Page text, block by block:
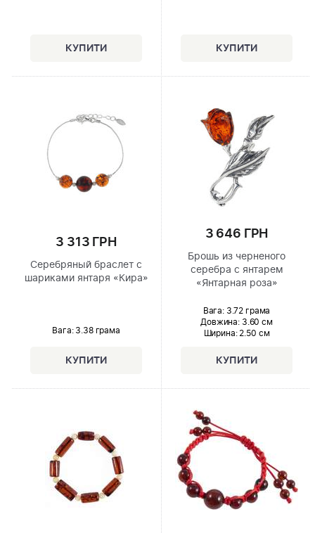
3 313 ГРН
Серебряный браслет с
шариками янтаря «Кира»
Вага: 3.38 грама
3 646 ГРН
Брошь из черненого
серебра с янтарем
«Янтарная роза»
Вага: 3.72 грама
Довжина: 3.60 см
Ширина: 2.50 см